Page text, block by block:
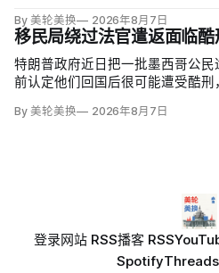
By 美轮美换 2026年8月7日
移民局绕过法官遣返面临酷
特朗普政府近日把一批墨西哥公
前认定他们回国后很可能遭受酷刑
文图雷拉（David Venturella）凭
By 美轮美换 2026年8月7日
登录网站 RSS播客 RSS
SpotifyThreads